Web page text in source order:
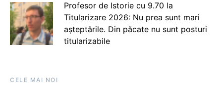
Profesor de Istorie cu 9.70 la
Titularizare 2026: Nu prea sunt mari
așteptările. Din păcate nu sunt posturi
titularizabile
CELE MAI NOI